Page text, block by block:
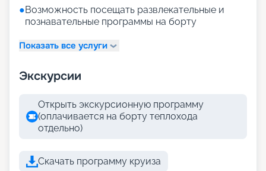
●Возможность посещать развлекательные и
познавательные программы на борту
Показать все услуги
Экскурсии
Открыть экскурсионную программу
(оплачивается на борту теплохода
отдельно)
Скачать программу круиза